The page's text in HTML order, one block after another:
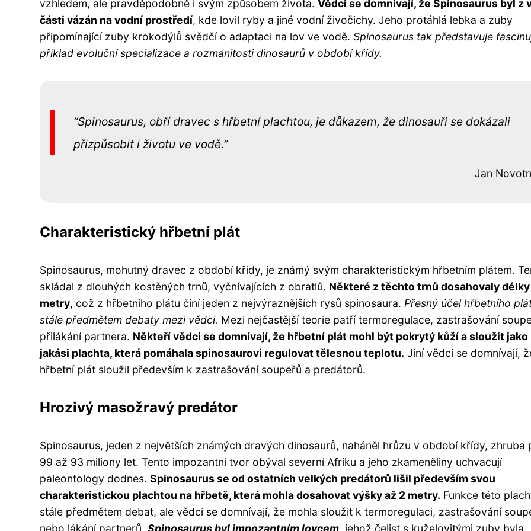
vzhledem, ale pravděpodobně i svým způsobem života. Vědci se domnívají, že Spinosaurus byl z
části vázán na vodní prostředí, kde lovil ryby a jiné vodní živočichy. Jeho protáhlá lebka a zuby
připomínající zuby krokodýlů svědčí o adaptaci na lov ve vodě. Spinosaurus tak představuje
příklad evoluční specializace a rozmanitosti dinosaurů v období křídy.
Spinosaurus, obří dravec s hřbetní plachtou, je důkazem, že dinosauři se dokázali
přizpůsobit i životu ve vodě.
Jan
Charakteristický hřbetní plát
Spinosaurus, mohutný dravec z období křídy, je známý svým charakteristickým hřbetním plátem.
skládal z dlouhých kostěných trnů, vyčnívajících z obratlů. Některé z těchto trnů dosahovaly délky
metry, což z hřbetního plátu činí jeden z nejvýraznějších rysů spinosaura. Přesný účel hřbetního
stále předmětem debaty mezi vědci. Mezi nejčastější teorie patří termoregulace, zastrašování
přilákání partnera. Někteří vědci se domnívají, že hřbetní plát mohl být pokrytý kůží a sloužit jako
jakási plachta, která pomáhala spinosaurovi regulovat tělesnou teplotu. Jiní vědci se domnívají,
hřbetní plát sloužil především k zastrašování soupeřů a predátorů.
Hrozivý masožravý predátor
Spinosaurus, jeden z největších známých dravých dinosaurů, naháněl hrůzu v období křídy, zhruba
99 až 93 miliony let. Tento impozantní tvor obýval severní Afriku a jeho zkameněliny uchvacují
paleontology dodnes. Spinosaurus se od ostatních velkých predátorů lišil především svou
charakteristickou plachtou na hřbetě, která mohla dosahovat výšky až 2 metry. Funkce této
stále předmětem debat, ale vědci se domnívají, že mohla sloužit k termoregulaci, zastrašování